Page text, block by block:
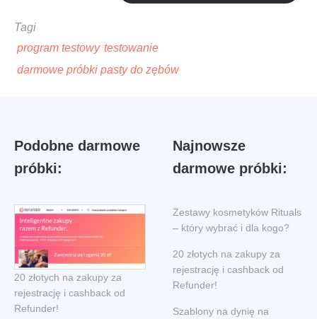
Tagi
program testowy testowanie
darmowe próbki pasty do zębów
Podobne darmowe
próbki:
20 złotych na zakupy za
rejestrację i cashback od
Refunder!
Najnowsze
darmowe próbki:
Zestawy kosmetyków Rituals
– który wybrać i dla kogo?
20 złotych na zakupy za
rejestrację i cashback od
Refunder!
Szablony na dynię na